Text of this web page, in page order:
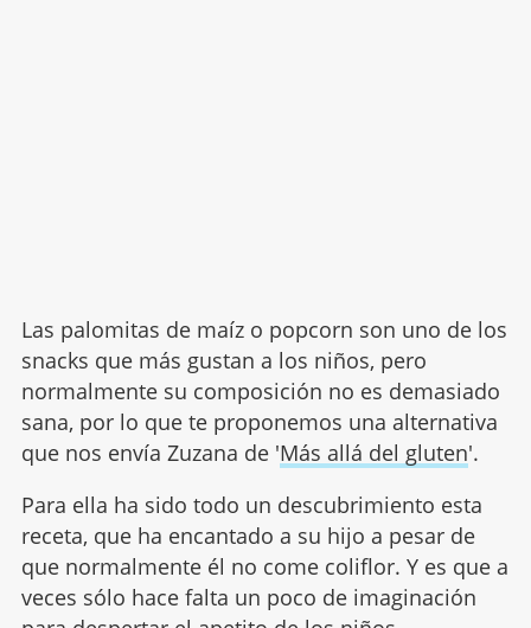
Las palomitas de maíz o popcorn son uno de los
snacks que más gustan a los niños, pero
normalmente su composición no es demasiado
sana, por lo que te proponemos una alternativa
que nos envía Zuzana de 'Más allá del gluten'.
Para ella ha sido todo un descubrimiento esta
receta, que ha encantado a su hijo a pesar de
que normalmente él no come coliflor. Y es que a
veces sólo hace falta un poco de imaginación